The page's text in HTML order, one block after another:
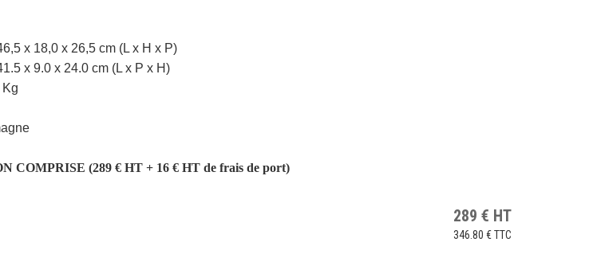
x 18,0 x 26,5 cm (L x H x P)
x 9.0 x 24.0 cm (L x P x H)
COMPRISE (289 € HT + 16 € HT de frais de port)
289 € HT
346.80 €TTC